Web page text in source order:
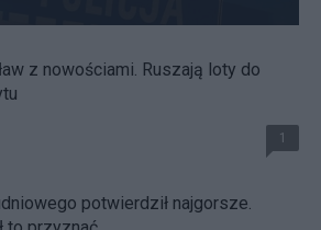
z nowościami. Ruszają loty do
1
potwierdził najgorsze.